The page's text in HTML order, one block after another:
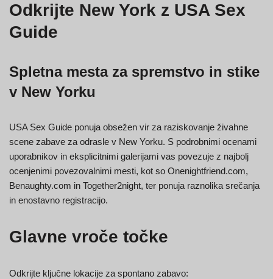
Odkrijte New York z USA Sex
Guide
Spletna mesta za spremstvo in stike
v New Yorku
USA Sex Guide ponuja obsežen vir za raziskovanje živahne
scene zabave za odrasle v New Yorku. S podrobnimi ocenami
uporabnikov in eksplicitnimi galerijami vas povezuje z najbolj
ocenjenimi povezovalnimi mesti, kot so Onenightfriend.com,
Benaughty.com in Together2night, ter ponuja raznolika srečanja
in enostavno registracijo.
Glavne vroče točke
Odkrijte ključne lokacije za spontano zabavo: